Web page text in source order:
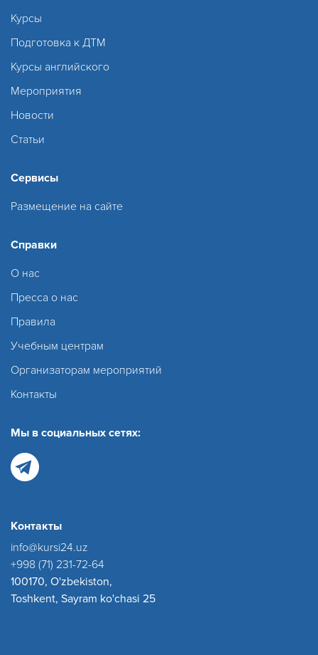
Курсы
Подготовка к ДТМ
Курсы английского
Мероприятия
Новости
Статьи
Сервисы
Размещение на сайте
Справки
О нас
Пресса о нас
Правила
Учебным центрам
Организаторам мероприятий
Контакты
Мы в социальных сетях:
Контакты
info@kursi24.uz
+998 (71) 231-72-64
100170, O'zbekiston,
Toshkent, Sayram ko'chasi 25